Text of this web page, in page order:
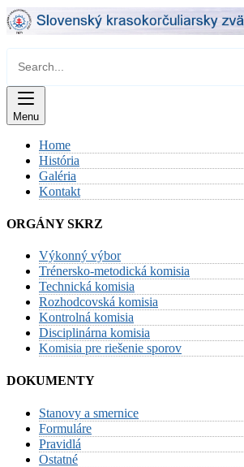
Skip
to
Menu
Home
História
Galéria
Kontakt
ORGÁNY SKRZ
Výkonný výbor
Trénersko-metodická komisia
Technická komisia
Rozhodcovská komisia
Kontrolná komisia
Disciplinárna komisia
Komisia pre riešenie sporov
DOKUMENTY
Stanovy a smernice
Formuláre
Pravidlá
Ostatné